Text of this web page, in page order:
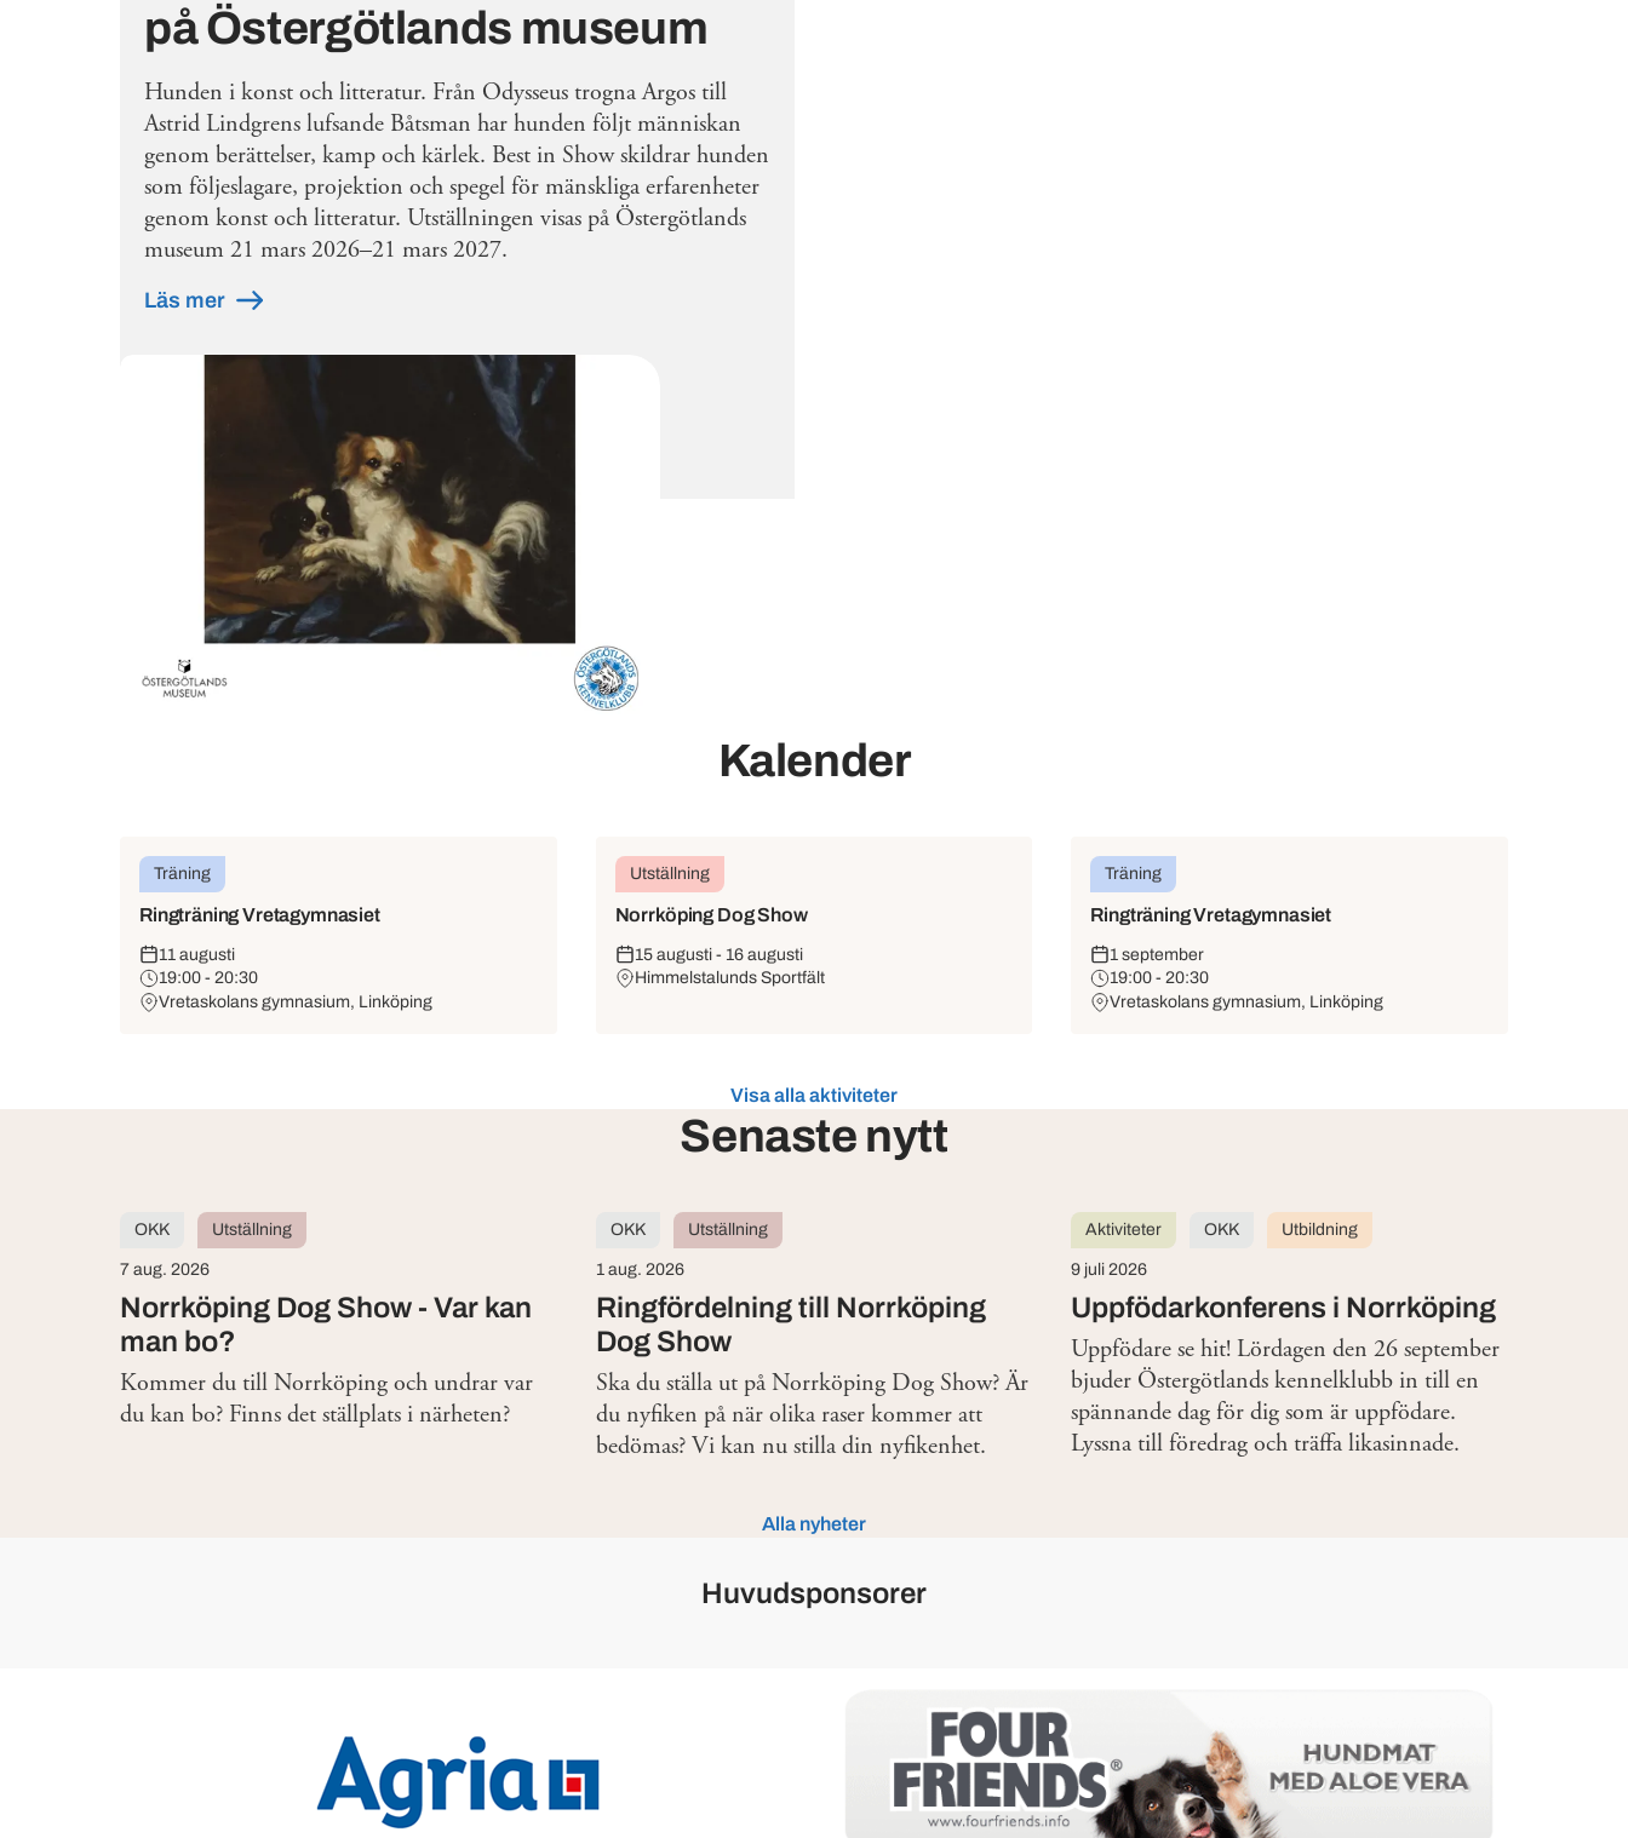
på Östergötlands museum
Hunden i konst och litteratur. Från Odysseus trogna Argos till
Astrid Lindgrens lufsande Båtsman har hunden följt människan
genom berättelser, kamp och kärlek. Best in Show skildrar hunden
som följeslagare, projektion och spegel för mänskliga erfarenheter
genom konst och litteratur. Utställningen visas på Östergötlands
museum 21 mars 2026–21 mars 2027.
Läs mer
Kalender
Träning
Ringträning Vretagymnasiet
11 augusti
19:00 - 20:30
Vretaskolans gymnasium, Linköping
Utställning
Norrköping Dog Show
15 augusti - 16 augusti
Himmelstalunds Sportfält
Träning
Ringträning Vretagymnasiet
1 september
19:00 - 20:30
Vretaskolans gymnasium, Linköping
Visa alla aktiviteter
Senaste nytt
Norrköping Dog Show - Var kan
man bo?
OKK Utställning
7 aug. 2026
Kommer du till Norrköping och undrar var
du kan bo? Finns det ställplats i närheten?
Ringfördelning till Norrköping
Dog Show
OKK Utställning
1 aug. 2026
Ska du ställa ut på Norrköping Dog Show? Är
du nyfiken på när olika raser kommer att
bedömas? Vi kan nu stilla din nyfikenhet.
Uppfödarkonferens i Norrköping
Aktiviteter OKK Utbildning
9 juli 2026
Uppfödare se hit! Lördagen den 26 september
bjuder Östergötlands kennelklubb in till en
spännande dag för dig som är uppfödare.
Lyssna till föredrag och träffa likasinnade.
Alla nyheter
Huvudsponsorer